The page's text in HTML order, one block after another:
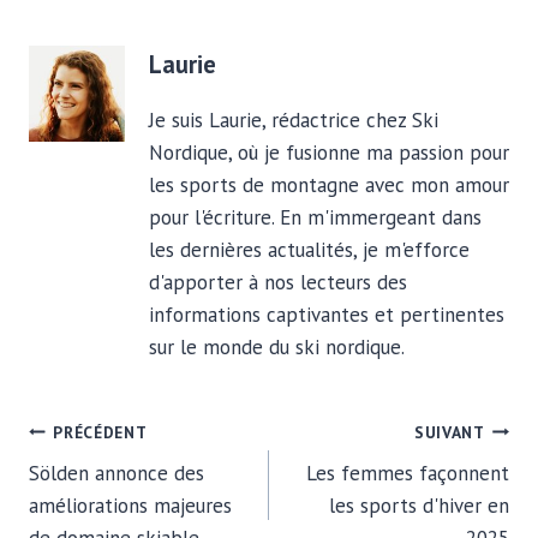
Laurie
Je suis Laurie, rédactrice chez Ski
Nordique, où je fusionne ma passion pour
les sports de montagne avec mon amour
pour l'écriture. En m'immergeant dans
les dernières actualités, je m'efforce
d'apporter à nos lecteurs des
informations captivantes et pertinentes
sur le monde du ski nordique.
NAVIGATION
DE
PRÉCÉDENT
Sölden annonce des
améliorations majeures
SUIVANT
Les femmes façonnent
les sports d'hiver en